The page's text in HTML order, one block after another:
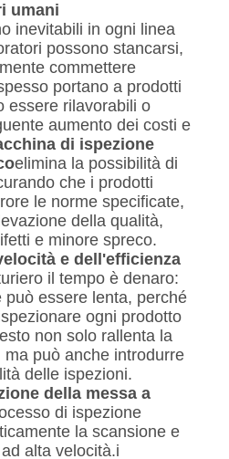
umani
inevitabili in ogni linea
possono stancarsi,
commettere
portano a prodotti
essere rilavorabili o
aumento dei costi e
di ispezione
elimina la possibilità di
che i prodotti
le norme specificate,
della qualità,
e minore spreco.
e dell'efficienza
il tempo è denaro:
può essere lenta, perché
ogni prodotto
non solo rallenta la
ma può anche introdurre
delle ispezioni.
della messa a
di ispezione
la scansione e
alta velocità.i